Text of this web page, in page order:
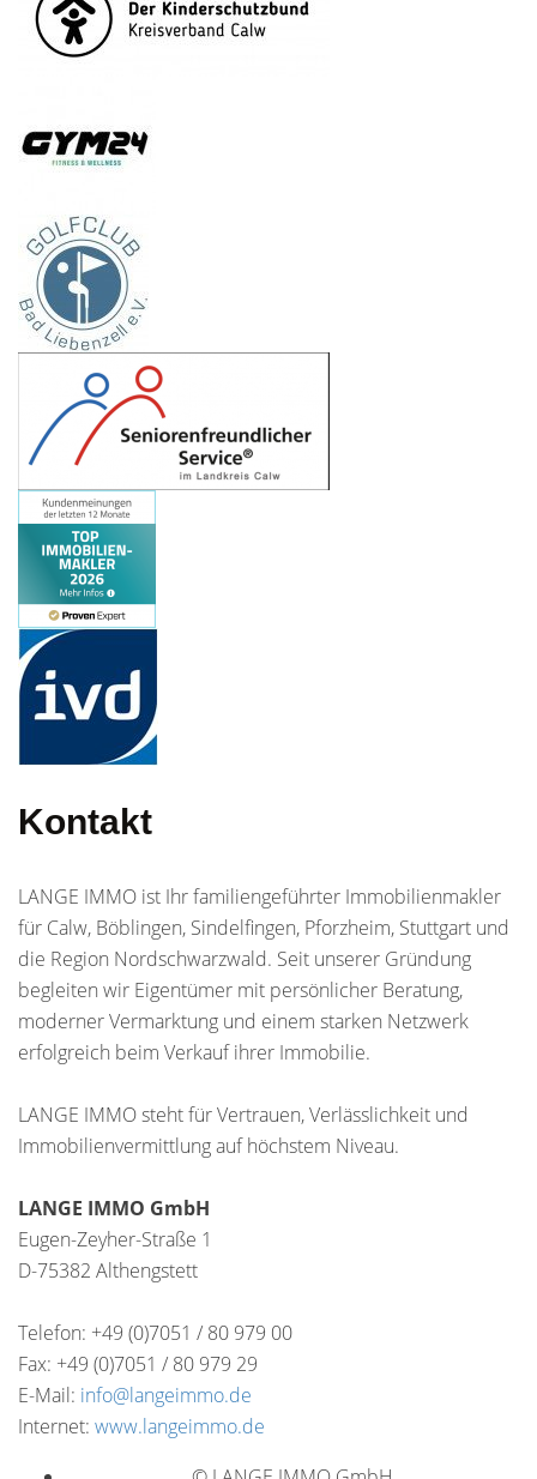
Kontakt
LANGE IMMO ist Ihr familiengeführter Immobilienmakler
für Calw, Böblingen, Sindelfingen, Pforzheim, Stuttgart und
die Region Nordschwarzwald. Seit unserer Gründung
begleiten wir Eigentümer mit persönlicher Beratung,
moderner Vermarktung und einem starken Netzwerk
erfolgreich beim Verkauf ihrer Immobilie.
LANGE IMMO steht für Vertrauen, Verlässlichkeit und
Immobilienvermittlung auf höchstem Niveau.
LANGE IMMO GmbH
Eugen-Zeyher-Straße 1
D-75382 Althengstett
Telefon: +49 (0)7051 / 80 979 00
Fax: +49 (0)7051 / 80 979 29
E-Mail: info@langeimmo.de
Internet: www.langeimmo.de